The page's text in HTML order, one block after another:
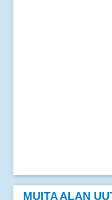
MUITA ALAN